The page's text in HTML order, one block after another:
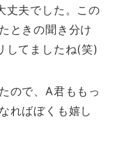
丈夫でした。この
ときの聞き分け
してましたね(笑)
ので、A君ももっ
ればぼくも嬉し